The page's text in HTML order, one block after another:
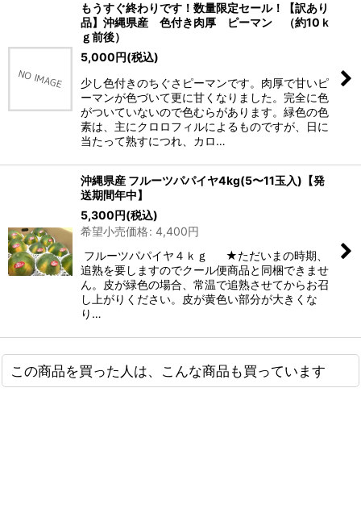
もうすぐ終わりです！数量限定セール！【訳あり
品】沖縄県産 色付き肉厚 ピーマン （約10ｋ
ｇ前後）
5,000円(税込)
少し色付きのちぐさピーマンです。肉厚で甘いピ
ーマンが色づいて更に甘くなりました。完全に色
がついていないので色むらがあります。緑色の色
素は、主にクロロフィルによるものですが、日に
当たって熟すにつれ、カロ…
沖縄県産 フルーツパパイヤ4kg(5〜11玉入)【発
送期間年中】
5,300円(税込)
希望小売価格: 4,400円
フルーツパパイヤ４ｋｇ ★ただいまの時期、
追熟を要しますのでクール便商品と同梱できませ
ん。皮が緑色の場合、常温で追熟させてからお召
し上がりください。皮が黄色い部分が大きくな
り…
この商品を買った人は、こんな商品も買っています